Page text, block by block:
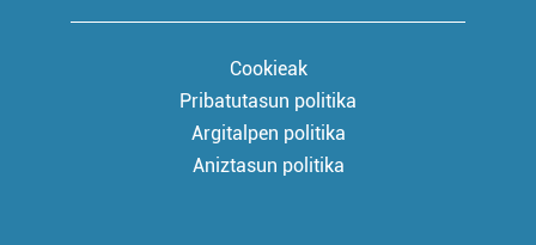
Cookieak
Pribatutasun politika
Argitalpen politika
Aniztasun politika